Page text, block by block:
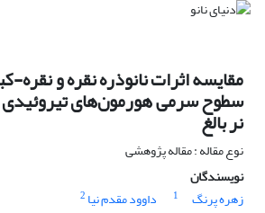
مقایسه اثرات نانوذره نقره و
سطوح سرمی هورمون‌های
نر بالغ
نوع مقاله : مقاله پژوهشی
نویسندگان
زهره پرنگ
1 داوود مقدم نیا 2